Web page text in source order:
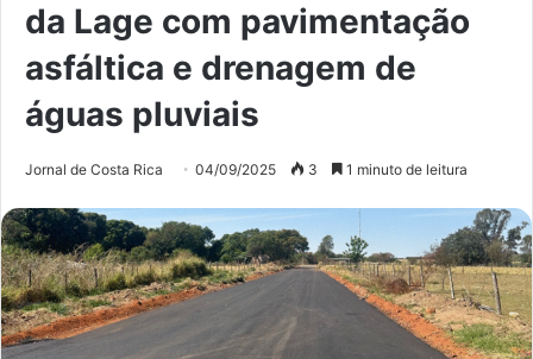
da Lage com pavimentação
asfáltica e drenagem de
águas pluviais
Jornal de Costa Rica 04/09/2025 3 1 minuto de leitura